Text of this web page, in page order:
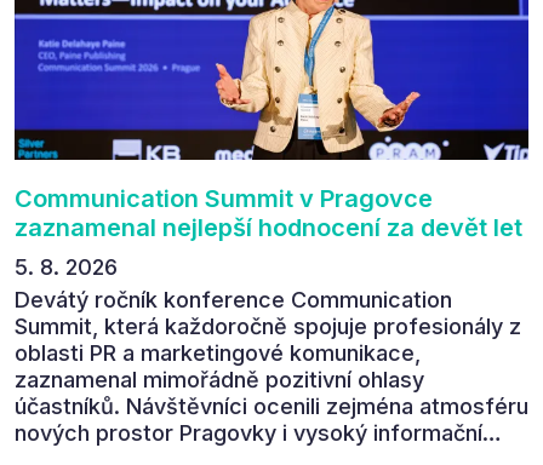
Communication Summit v Pragovce
zaznamenal nejlepší hodnocení za devět let
5. 8. 2026
Devátý ročník konference Communication
Summit, která každoročně spojuje profesionály z
oblasti PR a marketingové komunikace,
zaznamenal mimořádně pozitivní ohlasy
účastníků. Návštěvníci ocenili zejména atmosféru
nových prostor Pragovky i vysoký informační